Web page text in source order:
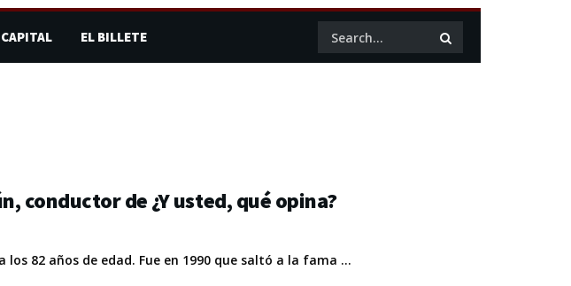
EL BILLETE
conductor de ¿Y usted, qué opina?
82 años de edad. Fue en 1990 que saltó a la fama ...